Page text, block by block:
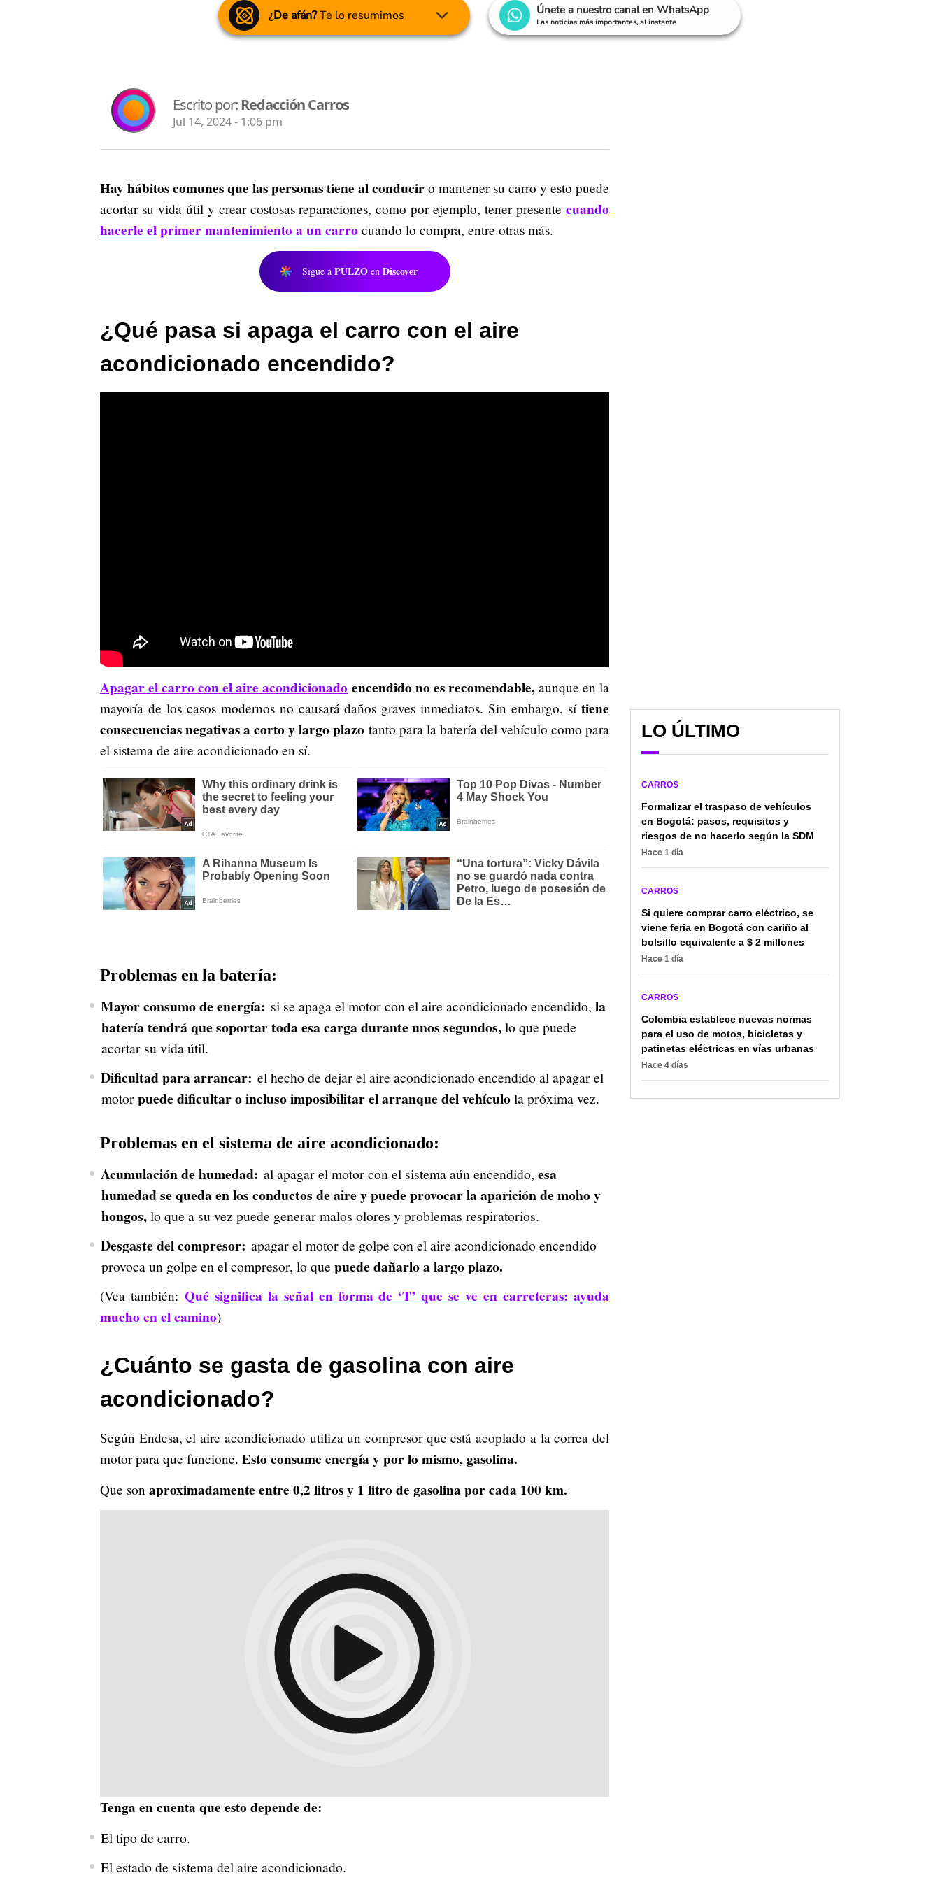
¿De afán?Te lo resumimos Únete a nuestro canal en WhatsApp
Las noticias más importantes, al instante
Escrito por:Redacción Carros
Jul 14, 2024 - 1:06 pm
Hay hábitos comunes que las personas tiene al conducir o mantener su carro y esto puede
acortar su vida útil y crear costosas reparaciones, como por ejemplo, tener presente cuando
hacerle el primer mantenimiento a un carro cuando lo compra, entre otras más.
Sigue a PULZO en Discover
¿Qué pasa si apaga el carro con el aire
acondicionado encendido?
Apagar el carro con el aire acondicionado encendido no es recomendable,aunque en la
mayoría de los casos modernos no causará daños graves inmediatos. Sin embargo, sí tiene
consecuencias negativas a corto y largo plazo tanto para la batería del vehículo como para
el sistema de aire acondicionado en sí.
Problemas en la batería:
Mayor consumo de energía: si se apaga el motor con el aire acondicionado encendido, la
batería tendrá que soportar toda esa carga durante unos segundos,lo que puede
acortar su vida útil.
Dificultad para arrancar: el hecho de dejar el aire acondicionado encendido al apagar el
motorpuede dificultar o incluso imposibilitar el arranque del vehículola próxima vez.
Problemas en el sistema de aire acondicionado:
Acumulación de humedad: al apagar el motor con el sistema aún encendido, esa
humedad se queda en los conductos de aire y puede provocar la aparición de moho y
hongos,lo que a su vez puede generar malos olores y problemas respiratorios.
Desgaste del compresor: apagar el motor de golpe con el aire acondicionado encendido
provoca un golpe en el compresor, lo que puede dañarlo a largo plazo.
(Vea también: Qué significa la señal en forma de ‘T’ que se ve en carreteras: ayuda
mucho en el camino)
¿Cuánto se gasta de gasolina con aire
acondicionado?
Según Endesa, el aire acondicionado utiliza un compresor que está acoplado a la correa del
motor para que funcione. Esto consume energía y por lo mismo, gasolina.
Que son aproximadamente entre 0,2 litros y 1 litro de gasolina por cada 100 km.
Tenga en cuenta que esto depende de:
El tipo de carro.
El estado de sistema del aire acondicionado.
LO ÚLTIMO
CARROS
Formalizar el traspaso de vehículos
en Bogotá: pasos, requisitos y
riesgos de no hacerlo según la SDM
Hace 1 día
CARROS
Si quiere comprar carro eléctrico, se
viene feria en Bogotá con cariño al
bolsillo equivalente a $ 2 millones
Hace 1 día
CARROS
Colombia establece nuevas normas
para el uso de motos, bicicletas y
patinetas eléctricas en vías urbanas
Hace 4 días